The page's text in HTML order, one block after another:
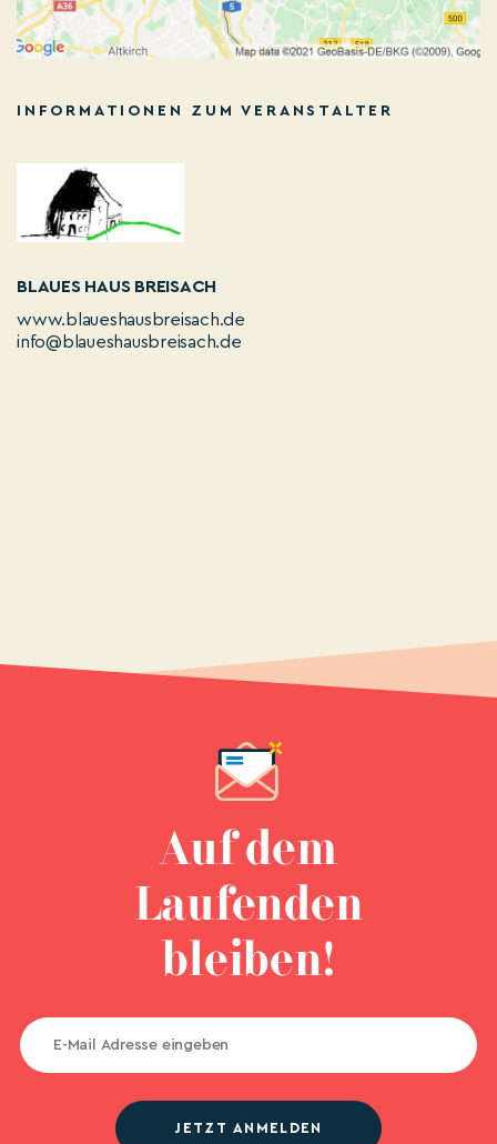
INFORMATIONEN ZUM VERANSTALTER
BLAUES HAUS BREISACH
www.blaueshausbreisach.de
info@blaueshausbreisach.de
Auf dem
Laufenden
bleiben!
JETZT ANMELDEN